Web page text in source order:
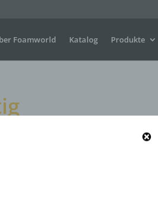
Foamworld Katalog Produkte
Konzerte,